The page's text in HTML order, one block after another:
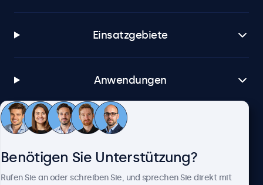
Tahoe, Sequoia, Sonoma
Linux
alle BrightsignOS-Versionen
Samsung DeX
Anschlüsse
Einsatzgebiete
Anwendungen
Kundenservice
Benötigen Sie Unterstützung?
Rufen Sie an oder schreiben Sie, und sprechen Sie direkt mit